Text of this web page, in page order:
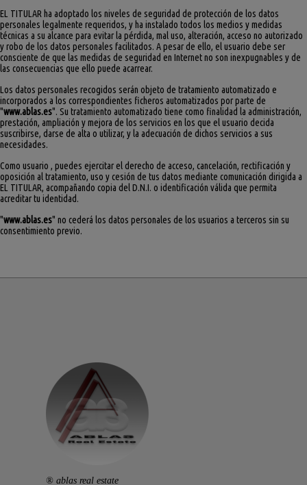
EL TITULAR ha adoptado los niveles de seguridad de protección de los datos
personales legalmente requeridos, y ha instalado todos los medios y medidas
técnicas a su alcance para evitar la pérdida, mal uso, alteración, acceso no autorizado
y robo de los datos personales facilitados. A pesar de ello, el usuario debe ser
consciente de que las medidas de seguridad en Internet no son inexpugnables y de
las consecuencias que ello puede acarrear.
Los datos personales recogidos serán objeto de tratamiento automatizado e
incorporados a los correspondientes ficheros automatizados por parte de
"www.ablas.es". Su tratamiento automatizado tiene como finalidad la administración,
prestación, ampliación y mejora de los servicios en los que el usuario decida
suscribirse, darse de alta o utilizar, y la adecuación de dichos servicios a sus
necesidades.
Como usuario , puedes ejercitar el derecho de acceso, cancelación, rectificación y
oposición al tratamiento, uso y cesión de tus datos mediante comunicación dirigida a
EL TITULAR, acompañando copia del D.N.I. o identificación válida que permita
acreditar tu identidad.
"www.ablas.es" no cederá los datos personales de los usuarios a terceros sin su
consentimiento previo.
® ablas real estate